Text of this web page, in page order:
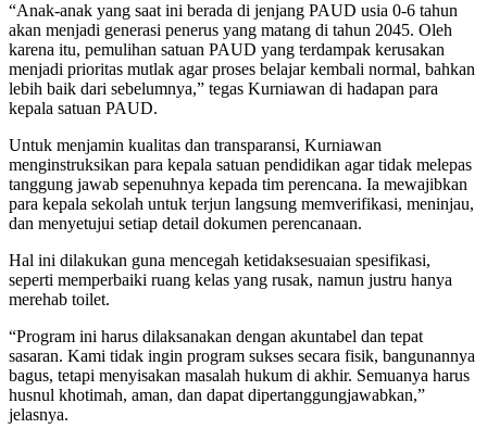
“Anak-anak yang saat ini berada di jenjang PAUD usia 0-6 tahun
akan menjadi generasi penerus yang matang di tahun 2045. Oleh
karena itu, pemulihan satuan PAUD yang terdampak kerusakan
menjadi prioritas mutlak agar proses belajar kembali normal, bahkan
lebih baik dari sebelumnya,” tegas Kurniawan di hadapan para
kepala satuan PAUD.
Untuk menjamin kualitas dan transparansi, Kurniawan
menginstruksikan para kepala satuan pendidikan agar tidak melepas
tanggung jawab sepenuhnya kepada tim perencana. Ia mewajibkan
para kepala sekolah untuk terjun langsung memverifikasi, meninjau,
dan menyetujui setiap detail dokumen perencanaan.
Hal ini dilakukan guna mencegah ketidaksesuaian spesifikasi,
seperti memperbaiki ruang kelas yang rusak, namun justru hanya
merehab toilet.
“Program ini harus dilaksanakan dengan akuntabel dan tepat
sasaran. Kami tidak ingin program sukses secara fisik, bangunannya
bagus, tetapi menyisakan masalah hukum di akhir. Semuanya harus
husnul khotimah, aman, dan dapat dipertanggungjawabkan,”
jelasnya.